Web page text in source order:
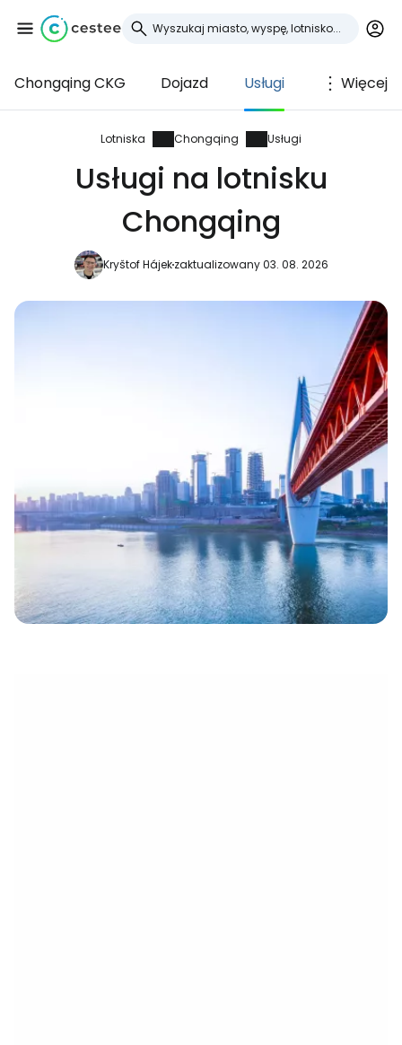
Chongqing CKG Dojazd Usługi Więcej
Lotniska Chongqing Usługi
Usługi na lotnisku
Chongqing
Kryštof Hájekzaktualizowany 03. 08. 2026
Zaloguj się do
Cestee
... światowej społeczności podróżniczej
Kontynuuj z Google